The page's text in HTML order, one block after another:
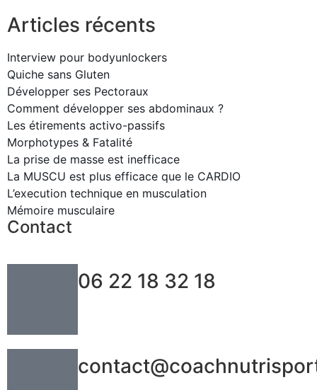
Articles récents
Interview pour bodyunlockers
Quiche sans Gluten
Développer ses Pectoraux
Comment développer ses abdominaux ?
Les étirements activo-passifs
Morphotypes & Fatalité
La prise de masse est inefficace
La MUSCU est plus efficace que le CARDIO
L’execution technique en musculation
Mémoire musculaire
Contact
06 22 18 32 18